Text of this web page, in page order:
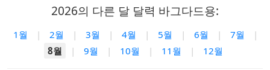
2026의 다른 달 달력 바그다드용:
1월 | 2월 | 3월 | 4월 | 5월 | 6월 | 7월
|
8월
| 9월 | 10월 | 11월 | 12월